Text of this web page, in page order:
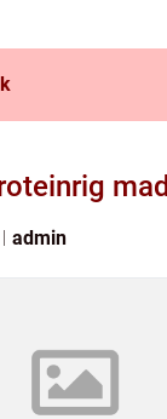
mad
admin